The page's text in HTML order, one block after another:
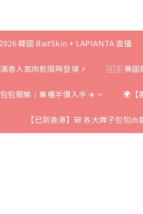
韓國 BadSkin + LAPIANTA 直播
香人氣肉乾限時登場 ⚡ 🇺🇸 美國
包服裝｜專櫃半價入手 ✈️ 🌍【
【已到香港】🎒 各大牌子包包